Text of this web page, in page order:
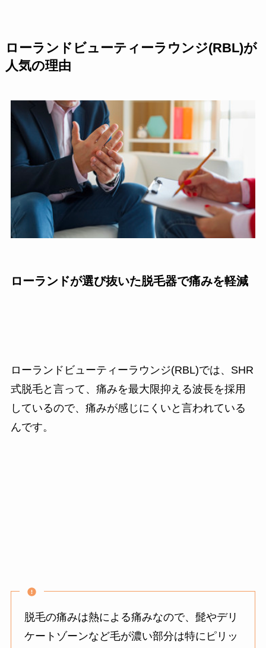
ローランドビューティーラウンジ(RBL)が
人気の理由
ローランドが選び抜いた脱毛器で痛みを軽減
ローランドビューティーラウンジ(RBL)では、SHR
式脱毛と言って、痛みを最大限抑える波長を採用
しているので、痛みが感じにくいと言われている
んです。
脱毛の痛みは熱による痛みなので、髭やデリ
ケートゾーンなど毛が濃い部分は特にピリッ